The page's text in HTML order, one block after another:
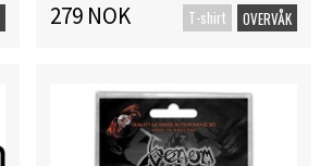
279 NOK T-shirt OVERVÅK